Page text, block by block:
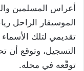
أعراس المسلمين
الموسيقار الراحل
تقديمي لتلك
التسجيل، وتوقع أن
توقّعه في محله.